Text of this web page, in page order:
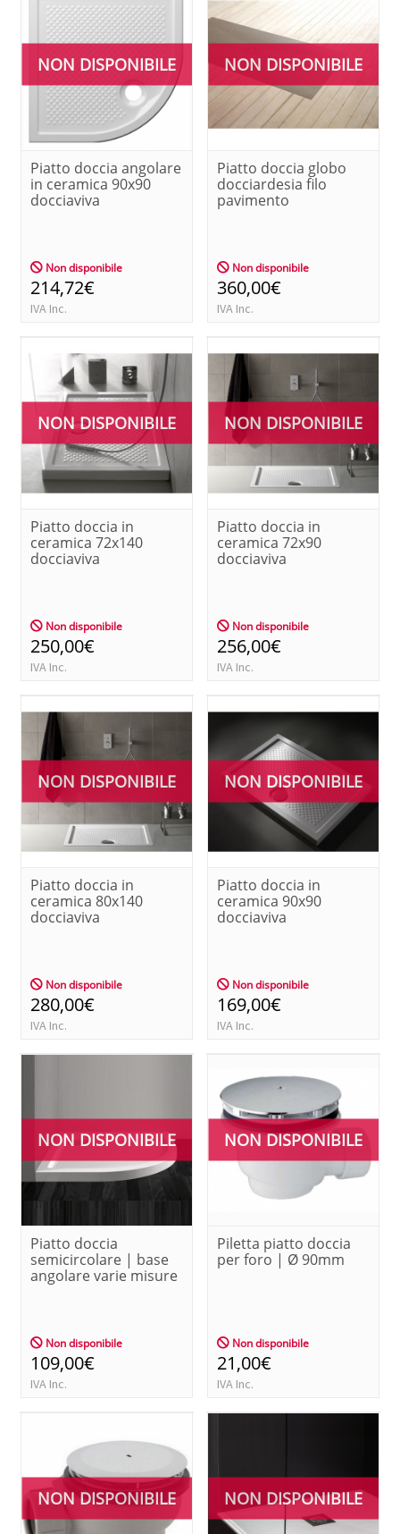
NON DISPONIBILE
Piatto doccia angolare
in ceramica 90x90
docciaviva
Non disponibile
214,72€
IVA Inc.
NON DISPONIBILE
Piatto doccia globo
docciardesia filo
pavimento
Non disponibile
360,00€
IVA Inc.
NON DISPONIBILE
Piatto doccia in
ceramica 72x140
docciaviva
Non disponibile
250,00€
IVA Inc.
NON DISPONIBILE
Piatto doccia in
ceramica 72x90
docciaviva
Non disponibile
256,00€
IVA Inc.
NON DISPONIBILE
Piatto doccia in
ceramica 80x140
docciaviva
Non disponibile
280,00€
IVA Inc.
NON DISPONIBILE
Piatto doccia in
ceramica 90x90
docciaviva
Non disponibile
169,00€
IVA Inc.
NON DISPONIBILE
Piatto doccia
semicircolare | base
angolare varie misure
Non disponibile
109,00€
IVA Inc.
NON DISPONIBILE
Piletta piatto doccia
per foro | Ø 90mm
Non disponibile
21,00€
IVA Inc.
NON DISPONIBILE NON DISPONIBILE